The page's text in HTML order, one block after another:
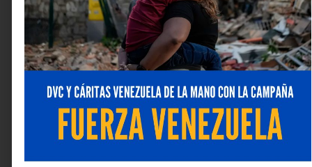
Jacqueline Goldberg, Nahir Márquez, Ileana Matos,
Magaly Rodríguez, Gabriela Rojas, Naky Soto, Ligia
Velásquez y Adriana Villanueva. Además, el libro cuenta
con una introducción del historiador de la
alimentación, Rafael Cartay; y un recetario escrito por
Las fotografías y el diseño son otros elementos
importantes del libro. El fotógrafo Efrén Hernández fue
el responsable de registrar las dinámicas y los equipos
de trabajo de estas panaderías, mientras que la
diseñadora Waleska Belisario le dio su orden y estética.